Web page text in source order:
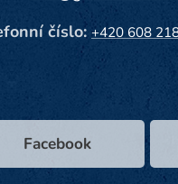
číslo: +420 608
Facebook